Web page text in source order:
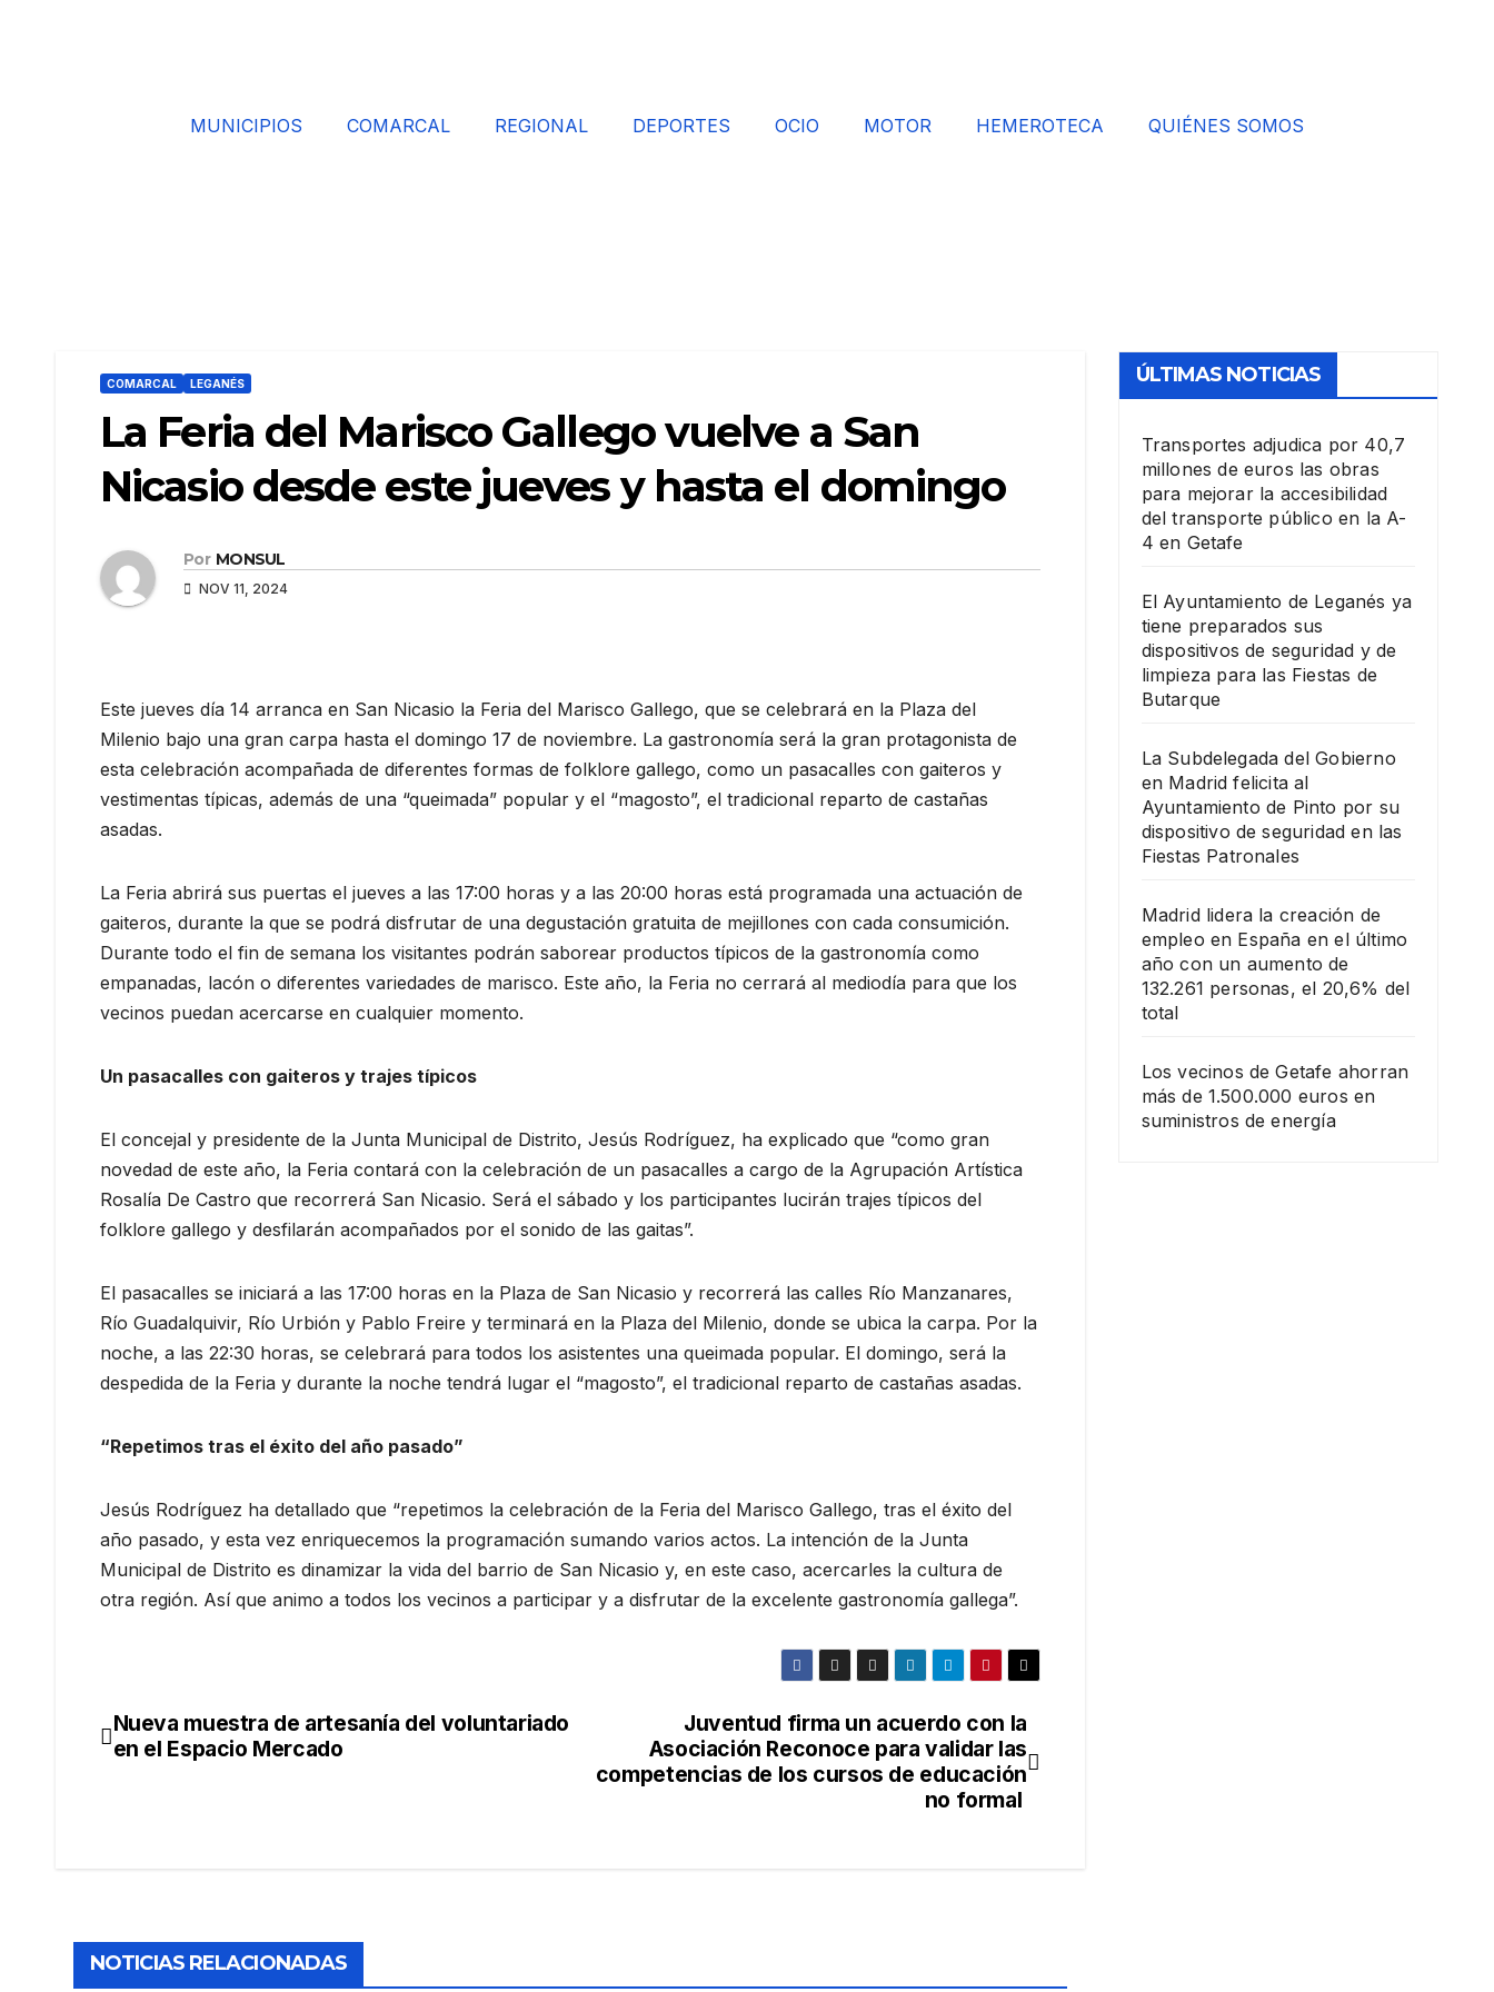
MUNICIPIOS COMARCAL REGIONAL DEPORTES OCIO MOTOR HEMEROTECA QUIÉNES SOMOS
COMARCAL LEGANÉS
La Feria del Marisco Gallego vuelve a San
Nicasio desde este jueves y hasta el domingo
Por MONSUL
NOV 11, 2024
Este jueves día 14 arranca en San Nicasio la Feria del Marisco Gallego, que se celebrará en la Plaza del
Milenio bajo una gran carpa hasta el domingo 17 de noviembre. La gastronomía será la gran protagonista de
esta celebración acompañada de diferentes formas de folklore gallego, como un pasacalles con gaiteros y
vestimentas típicas, además de una “queimada” popular y el “magosto”, el tradicional reparto de castañas
asadas.
La Feria abrirá sus puertas el jueves a las 17:00 horas y a las 20:00 horas está programada una actuación de
gaiteros, durante la que se podrá disfrutar de una degustación gratuita de mejillones con cada consumición.
Durante todo el fin de semana los visitantes podrán saborear productos típicos de la gastronomía como
empanadas, lacón o diferentes variedades de marisco. Este año, la Feria no cerrará al mediodía para que los
vecinos puedan acercarse en cualquier momento.
Un pasacalles con gaiteros y trajes típicos
El concejal y presidente de la Junta Municipal de Distrito, Jesús Rodríguez, ha explicado que “como gran
novedad de este año, la Feria contará con la celebración de un pasacalles a cargo de la Agrupación Artística
Rosalía De Castro que recorrerá San Nicasio. Será el sábado y los participantes lucirán trajes típicos del
folklore gallego y desfilarán acompañados por el sonido de las gaitas”.
El pasacalles se iniciará a las 17:00 horas en la Plaza de San Nicasio y recorrerá las calles Río Manzanares,
Río Guadalquivir, Río Urbión y Pablo Freire y terminará en la Plaza del Milenio, donde se ubica la carpa. Por la
noche, a las 22:30 horas, se celebrará para todos los asistentes una queimada popular. El domingo, será la
despedida de la Feria y durante la noche tendrá lugar el “magosto”, el tradicional reparto de castañas asadas.
“Repetimos tras el éxito del año pasado”
Jesús Rodríguez ha detallado que “repetimos la celebración de la Feria del Marisco Gallego, tras el éxito del
año pasado, y esta vez enriquecemos la programación sumando varios actos. La intención de la Junta
Municipal de Distrito es dinamizar la vida del barrio de San Nicasio y, en este caso, acercarles la cultura de
otra región. Así que animo a todos los vecinos a participar y a disfrutar de la excelente gastronomía gallega”.
Juventud firma un acuerdo con la
Asociación Reconoce para validar las
competencias de los cursos de educación
no formal
Nueva muestra de artesanía del voluntariado
en el Espacio Mercado
NOTICIAS RELACIONADAS
ÚLTIMAS NOTICIAS
Transportes adjudica por 40,7
millones de euros las obras
para mejorar la accesibilidad
del transporte público en la A-
4 en Getafe
El Ayuntamiento de Leganés ya
tiene preparados sus
dispositivos de seguridad y de
limpieza para las Fiestas de
Butarque
La Subdelegada del Gobierno
en Madrid felicita al
Ayuntamiento de Pinto por su
dispositivo de seguridad en las
Fiestas Patronales
Madrid lidera la creación de
empleo en España en el último
año con un aumento de
132.261 personas, el 20,6% del
total
Los vecinos de Getafe ahorran
más de 1.500.000 euros en
suministros de energía